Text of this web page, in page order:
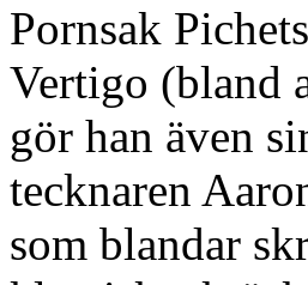
Pornsak
Vertigo (bland
gör han även
tecknaren
som blandar